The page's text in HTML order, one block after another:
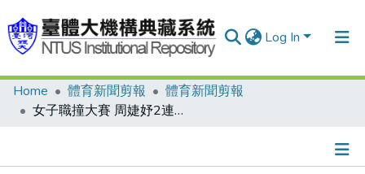
Log In
Communities & Collections
Home 體育新聞剪報
體育新聞剪報
女子職撞大賽 周婕妤2連勝 尋求衛冕2戰都驚險/青少女冠軍 扳倒成人組冠軍